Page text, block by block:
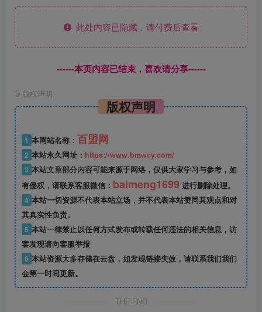
此处内容已隐藏，请付费后查看
------本页内容已结束，喜欢请分享------
© 版权声明
版权声明
1 本网站名称： 百盟网
2 本站永久网址： https://www.bmwcy.com/
3 本站文章部分内容可能来源于网络，仅供大家学习与参考，如
有侵权，请联系客服微信： baimeng1699 进行删除处理。
4 本站一切资源不代表本站立场，并不代表本站赞同其观点和对
其真实性负责。
5 本站一律禁止以任何方式发布或转载任何违法的相关信息，访
客发现请向客服举报
6 本站资源大多存储在云盘，如发现链接失效，请联系我们我们
会第一时间更新。
THE END